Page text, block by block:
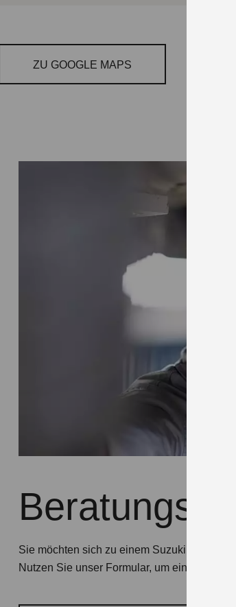
ZU GOOGLE MAPS
Sie möchten sich zu einem Suzuki Modell
Nutzen Sie unser Formular, um einen Termin